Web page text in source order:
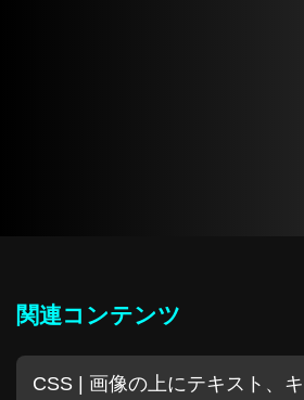
関連コンテンツ
CSS | 画像の上にテキスト、